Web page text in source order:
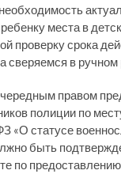
места в
проверку срока
сверяемся в
правом
полиции по
«О статусе
быть
по